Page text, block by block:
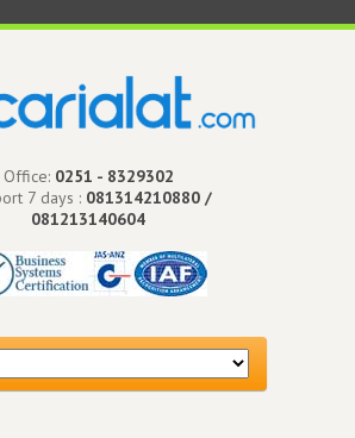
Office: 0251 - 8329302
7 days : 081314210880 /
081213140604